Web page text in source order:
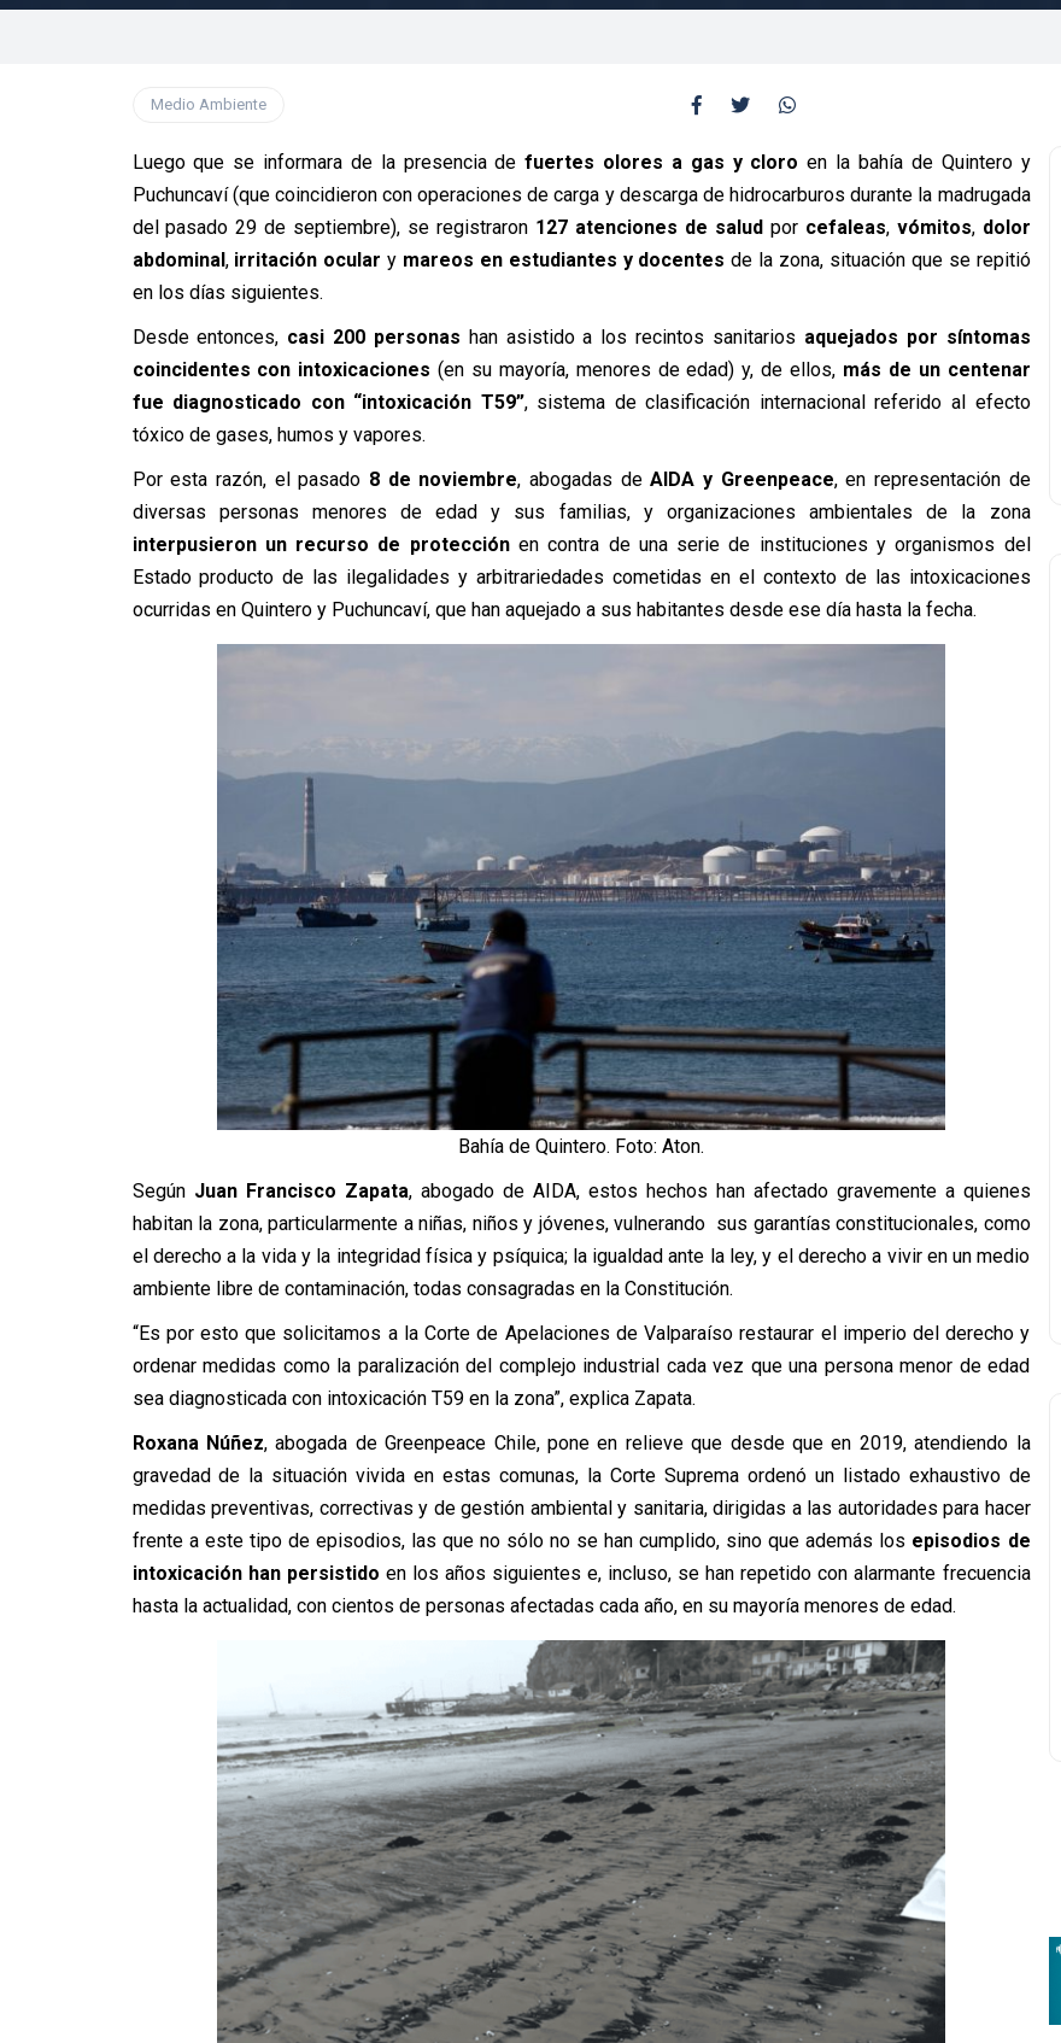
Medio Ambiente
Luego que se informara de la presencia defuertes olores a gas y cloro en la bahía de Quintero y
Puchuncaví (que coincidieron con operaciones de carga y descarga de hidrocarburos durante la madrugada
del pasado 29 de septiembre), se registraron 127 atenciones de saludporcefaleas, vómitos, dolor
abdominal, irritación ocular y mareos en estudiantes y docentes de la zona, situación que se repitió
en los días siguientes.
Desde entonces, casi 200 personas han asistido a los recintos sanitarios aquejados por síntomas
coincidentes con intoxicaciones (en su mayoría, menores de edad) y, de ellos, más de un centenar
fue diagnosticado con “intoxicación T59”, sistema de clasificación internacional referido al efecto
tóxico de gases, humos y vapores.
Por esta razón, el pasado 8 de noviembre, abogadas deAIDA y Greenpeace, en representación de
diversas personas menores de edad y sus familias, y organizaciones ambientales de la zona
interpusieron un recurso de protecciónen contra de una serie de instituciones y organismos del
Estado producto de las ilegalidades y arbitrariedades cometidas en el contexto de las intoxicaciones
ocurridas en Quintero y Puchuncaví, que han aquejado a sus habitantes desde ese día hasta la fecha.
Bahía de Quintero. Foto: Aton.
Según Juan Francisco Zapata, abogado de AIDA, estos hechos han afectado gravemente a quienes
habitan la zona, particularmente a niñas, niños y jóvenes, vulnerando sus garantías constitucionales, como
el derecho a la vida y la integridad física y psíquica; la igualdad ante la ley, y el derecho a vivir en un medio
ambiente libre de contaminación, todas consagradas en la Constitución.
“Es por esto que solicitamos a la Corte de Apelaciones de Valparaíso restaurar el imperio del derecho y
ordenar medidas como la paralización del complejo industrial cada vez que una persona menor de edad
sea diagnosticada con intoxicación T59 en la zona”, explica Zapata.
Roxana Núñez, abogada de Greenpeace Chile, pone en relieve que desde que en 2019, atendiendo la
gravedad de la situación vivida en estas comunas, la Corte Suprema ordenó un listado exhaustivo de
medidas preventivas, correctivas y de gestión ambiental y sanitaria, dirigidas a las autoridades para hacer
frente a este tipo de episodios, las que no sólo no se han cumplido, sino que además los episodios de
intoxicación han persistido en los años siguientes e, incluso, se han repetido con alarmante frecuencia
hasta la actualidad, con cientos de personas afectadas cada año, en su mayoría menores de edad.